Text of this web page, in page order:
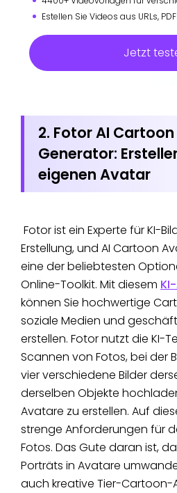
Estellen Sie Videos aus URLs,
Jetzt
2. Fotor AI
Generator:
eigenen Avatar
Fotor ist ein Experte für KI-
Erstellung, und AI Cartoon
eine der beliebtesten
Online-Toolkit. Mit diesem
können Sie hochwertige
soziale Medien und
erstellen. Fotor nutzt die KI-
Scannen von Fotos, bei der
vier verschiedene Bilder
derselben Objekte
Avatare zu erstellen. Auf
strenge Anforderungen für
Fotos. Das Gute daran ist,
Porträts in Avatare
auch kreative Tier-Cartoon-